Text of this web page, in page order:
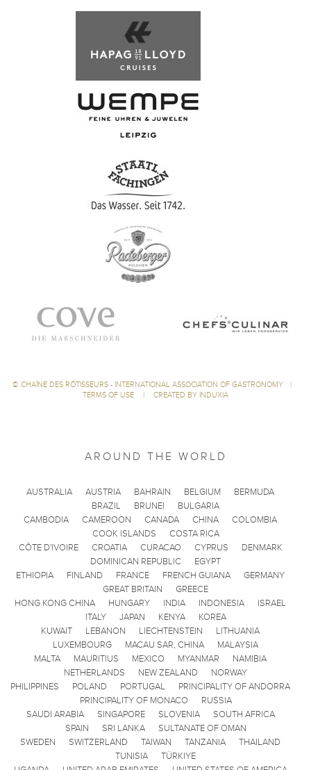
© CHAÎNE DES RÔTISSEURS - INTERNATIONAL ASSOCIATION OF GASTRONOMY
|
TERMS OF USE
| CREATED BY INDUXIA
AROUND THE WORLD
AUSTRALIA AUSTRIA BAHRAIN BELGIUM
BERMUDA
BRAZIL
BRUNEI
BULGARIA
CAMBODIA
CAMEROON CANADA CHINA
COLOMBIA
COOK ISLANDS
COSTA RICA
CÔTE D'IVOIRE
CROATIA CURACAO CYPRUS
DENMARK
DOMINICAN REPUBLIC
EGYPT
ETHIOPIA
FINLAND FRANCE FRENCH GUIANA
GERMANY
GREAT BRITAIN
GREECE
HONG KONG CHINA
HUNGARY INDIA INDONESIA
ISRAEL
ITALY
JAPAN KENYA
KOREA
KUWAIT
LEBANON LIECHTENSTEIN
LITHUANIA
LUXEMBOURG
MACAU SAR, CHINA
MALAYSIA
MALTA
MAURITIUS MEXICO MYANMAR
NAMIBIA
NETHERLANDS
NEW ZEALAND
NORWAY
PHILIPPINES
POLAND PORTUGAL
PRINCIPALITY OF ANDORRA
PRINCIPALITY OF MONACO
RUSSIA
SAUDI ARABIA
SINGAPORE SLOVENIA
SOUTH AFRICA
SPAIN
SRI LANKA
SULTANATE OF OMAN
SWEDEN
SWITZERLAND TAIWAN TANZANIA
THAILAND
TUNISIA
TÜRKIYE